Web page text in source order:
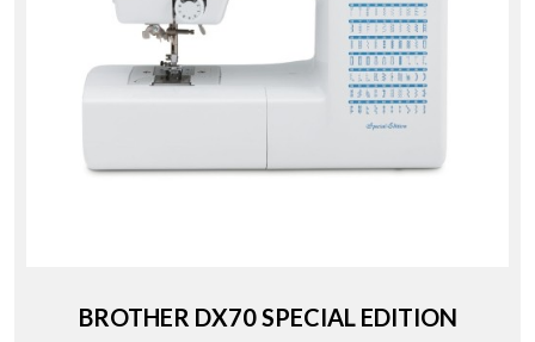
BROTHER DX70 SPECIAL EDITION